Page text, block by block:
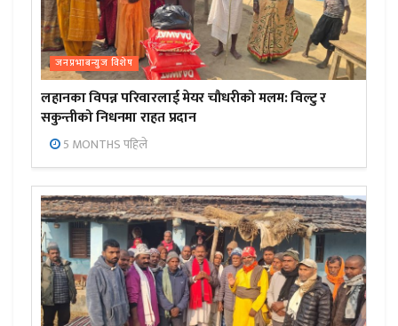
जनप्रभाबन्युज विशेष
लहानका विपन्न परिवारलाई मेयर चौधरीको मलम: विल्टु र
सकुन्तीको निधनमा राहत प्रदान
5 MONTHS पहिले